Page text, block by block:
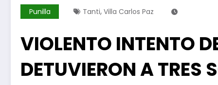
Punilla Tanti, Villa Carlos Paz
VIOLENTO INTENTO
DETUVIERON A TRES